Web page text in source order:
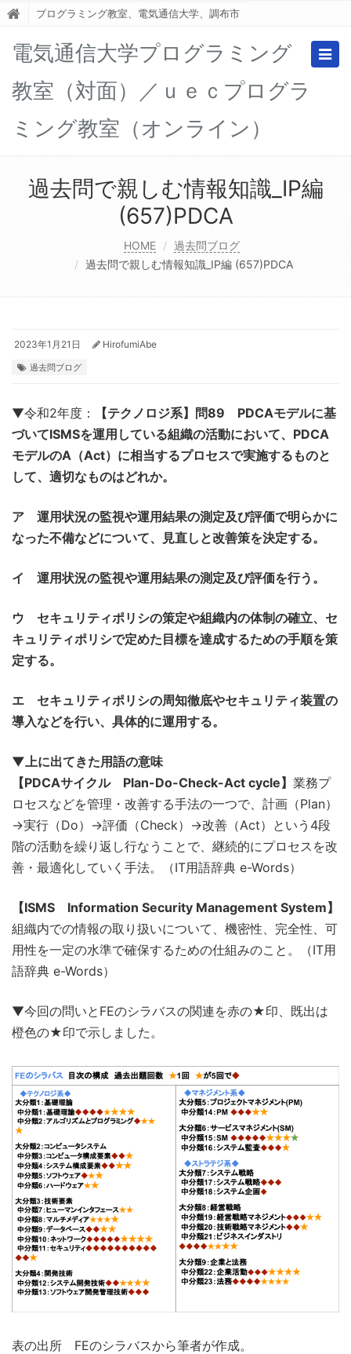
プログラミング教室、電気通信大学、調布市
電気通信大学プログラミング
教室（対面）／ｕｅｃプログラ
ミング教室（オンライン）
過去問で親しむ情報知識_IP編
(657)PDCA
HOME
過去問ブログ
過去問で親しむ情報知識_IP編 (657)PDCA
2023年1月21日 HirofumiAbe
過去問ブログ
▼令和2年度：
【テクノロジ系】問89 PDCAモデルに基
づいてISMSを運用している組織の活動において、PDCA
モデルのA（Act）に相当するプロセスで実施するものと
して、適切なものはどれか。
ア 運用状況の監視や運用結果の測定及び評価で明らかに
なった不備などについて、見直しと改善策を決定する。
イ 運用状況の監視や運用結果の測定及び評価を行う。
ウ セキュリティポリシの策定や組織内の体制の確立、セ
キュリティポリシで定めた目標を達成するための手順を策
定する。
エ セキュリティポリシの周知徹底やセキュリティ装置の
導入などを行い、具体的に運用する。
▼上に出てきた用語の意味
【PDCAサイクル Plan-Do-Check-Act cycle】 業務プ
ロセスなどを管理・改善する手法の一つで、計画（Plan）
→実行（Do）→評価（Check）→改善（Act）という4段
階の活動を繰り返し行なうことで、継続的にプロセスを改
善・最適化していく手法。（IT用語辞典 e-Words）
【ISMS Information Security Management System】
組織内での情報の取り扱いについて、機密性、完全性、可
用性を一定の水準で確保するための仕組みのこと。（IT用
語辞典 e-Words）
▼今回の問いとFEのシラバスの関連を赤の★印、既出は
橙色の★印で示しました。
表の出所 FEのシラバスから筆者が作成。